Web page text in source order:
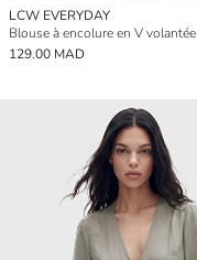
LCW EVERYDAY
Blouse à encolure en V volantée
129.00 MAD